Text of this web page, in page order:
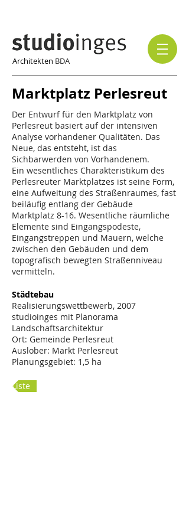
Architekten BDA
Marktplatz Perlesreut
Der Entwurf für den Marktplatz von
Perlesreut basiert auf der intensiven
Analyse vorhandener Qualitäten. Das
Neue, das entsteht, ist das
Sichbarwerden von Vorhandenem.
Ein wesentliches Charakteristikum des
Perlesreuter Marktplatzes ist seine Form,
eine Aufweitung des Straßenraumes, fast
beiläufig entlang der Gebäude
Marktplatz 8-16. Wesentliche räumliche
Elemente sind Eingangspodeste,
Eingangstreppen und Mauern, welche
zwischen den Gebäuden und dem
topografisch bewegten Straßenniveau
vermitteln.
Städtebau
Realisierungswettbewerb, 2007
studioinges mit Planorama
Landschaftsarchitektur
Ort: Gemeinde Perlesreut
Auslober: Markt Perlesreut
Planungsgebiet: 1,5 ha
Liste